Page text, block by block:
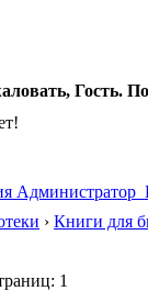
Гость.
Администратор
› Книги для
1